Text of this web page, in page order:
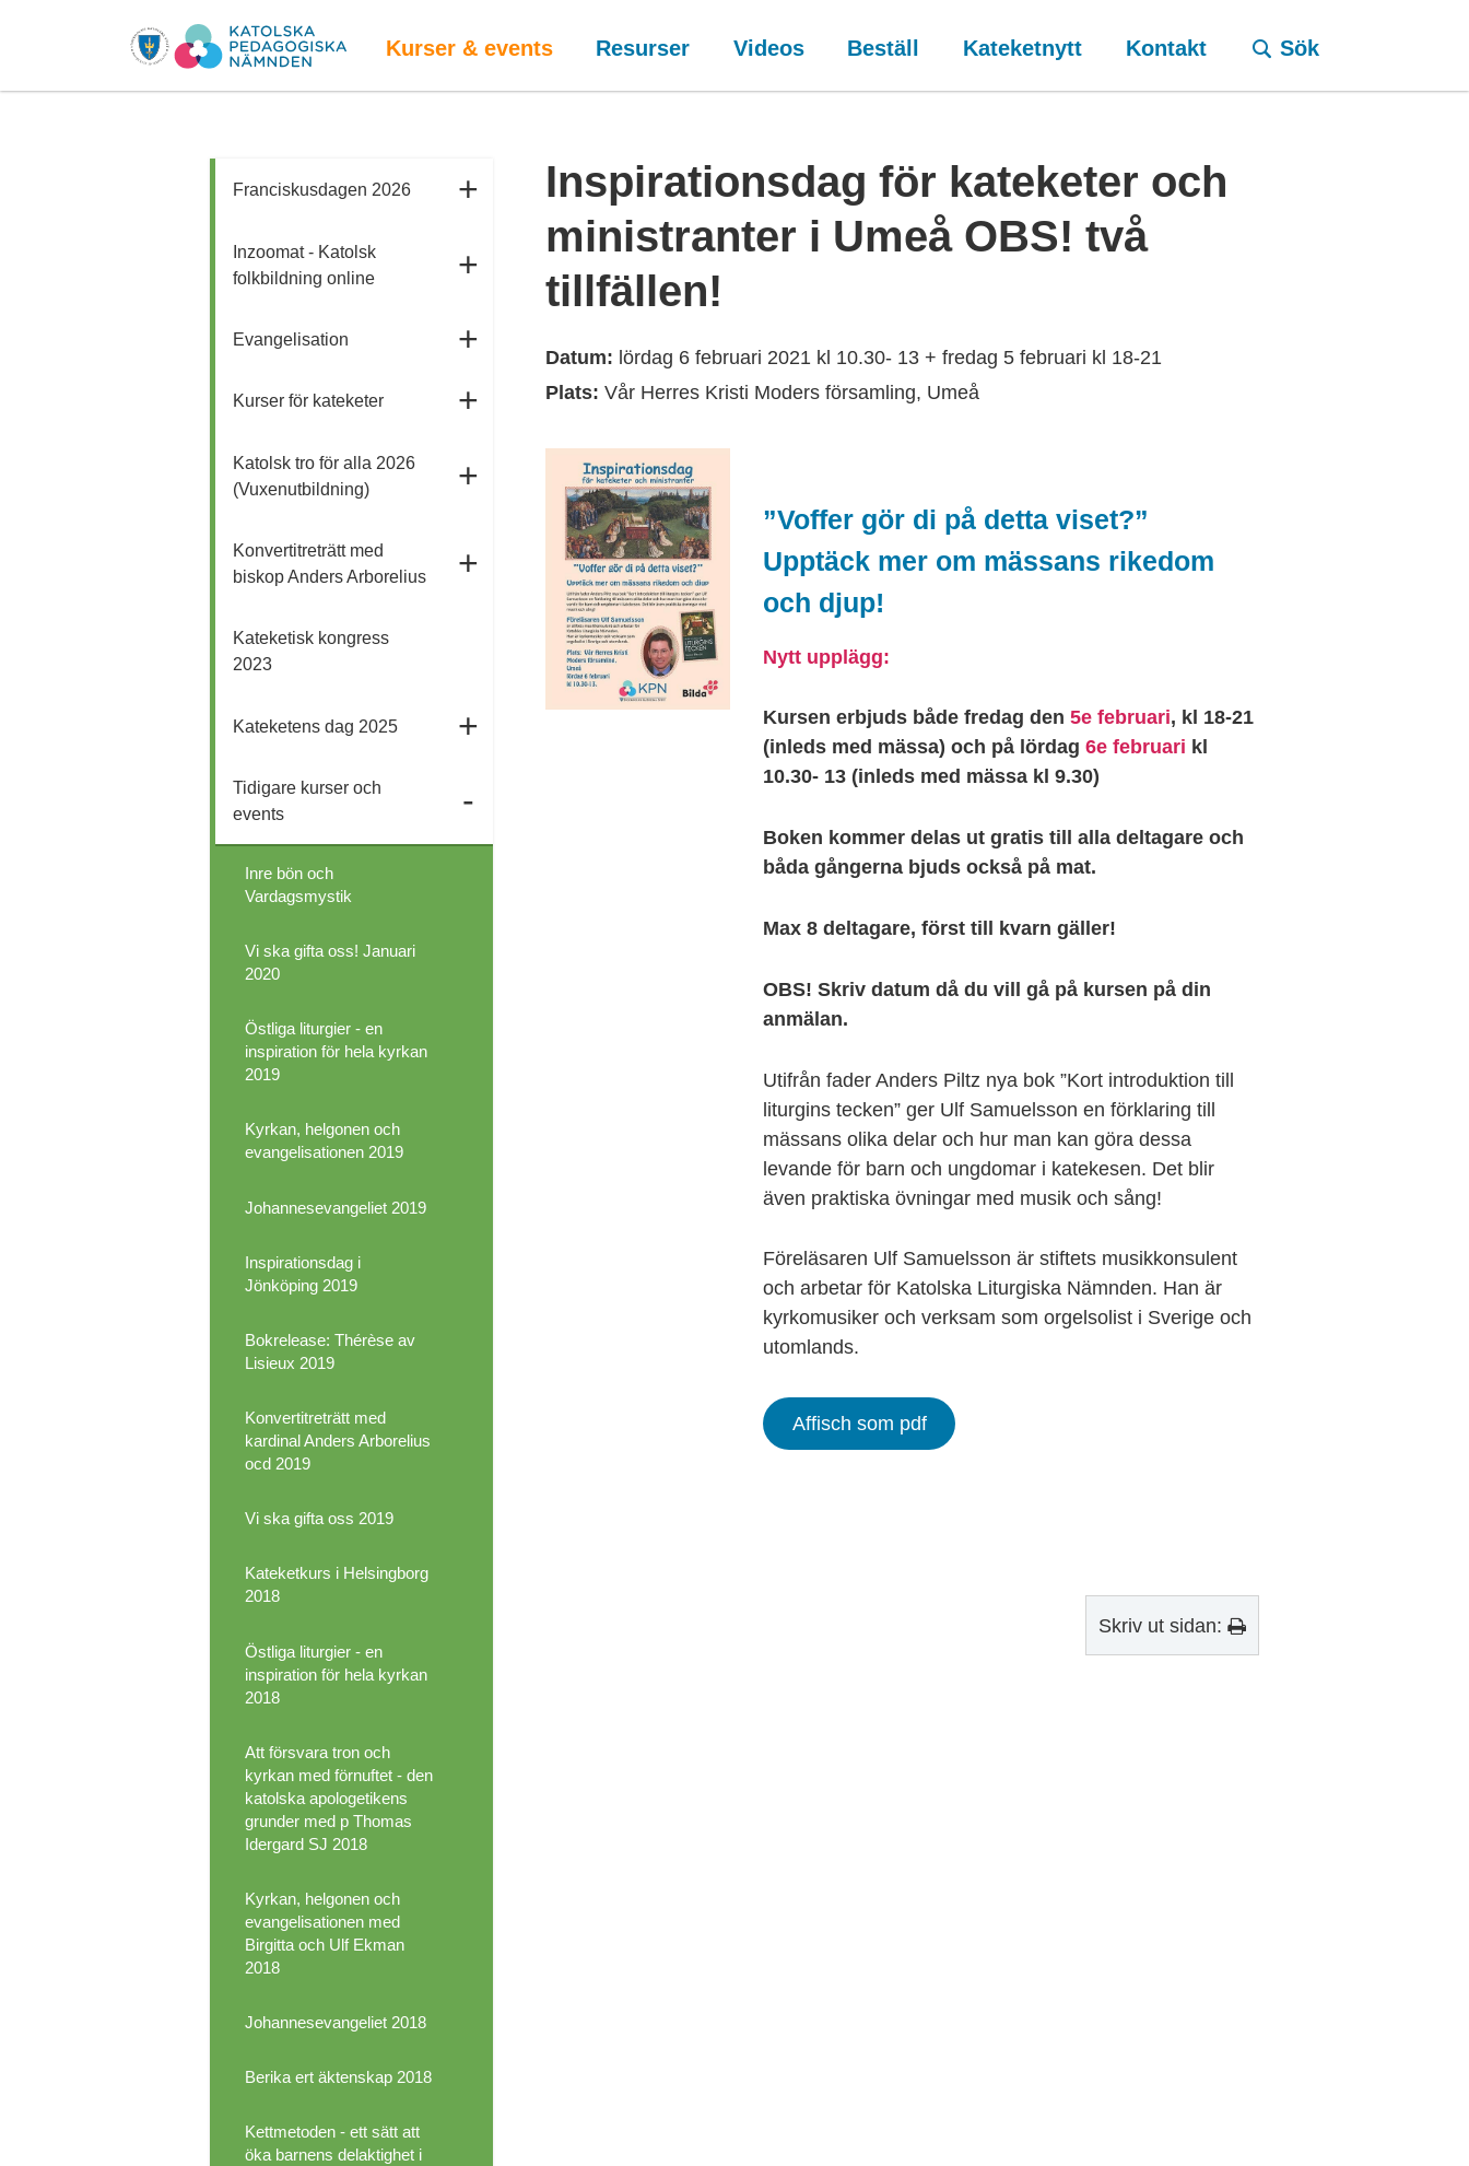
Kurser & events Resurser Videos Beställ Kateketnytt Kontakt Sök
Franciskusdagen 2026
Inzoomat - Katolsk
folkbildning online
Evangelisation
Kurser för kateketer
Katolsk tro för alla 2026
(Vuxenutbildning)
Konvertitreträtt med
biskop Anders Arborelius
Kateketisk kongress
2023
Kateketens dag 2025
Tidigare kurser och
events
Inre bön och
Vardagsmystik
Vi ska gifta oss! Januari
2020
Östliga liturgier - en
inspiration för hela kyrkan
2019
Kyrkan, helgonen och
evangelisationen 2019
Johannesevangeliet 2019
Inspirationsdag i
Jönköping 2019
Bokrelease: Thérèse av
Lisieux 2019
Konvertitreträtt med
kardinal Anders Arborelius
ocd 2019
Vi ska gifta oss 2019
Kateketkurs i Helsingborg
2018
Östliga liturgier - en
inspiration för hela kyrkan
2018
Att försvara tron och
kyrkan med förnuftet - den
katolska apologetikens
grunder med p Thomas
Idergard SJ 2018
Kyrkan, helgonen och
evangelisationen med
Birgitta och Ulf Ekman
2018
Johannesevangeliet 2018
Berika ert äktenskap 2018
Kettmetoden - ett sätt att
öka barnens delaktighet i
Inspirationsdag för kateketer och
ministranter i Umeå OBS! två
tillfällen!
Datum: lördag 6 februari 2021 kl 10.30- 13 + fredag 5 februari kl 18-21
Plats:Vår Herres Kristi Moders församling, Umeå
”Voffer gör di på detta viset?”
Upptäck mer om mässans rikedom
och djup!
Nytt upplägg:
Kursen erbjuds både fredag den5e februari, kl 18-21
(inleds med mässa) och på lördag6e februari kl
10.30- 13 (inleds med mässa kl 9.30)
Boken kommer delas ut gratis till alla deltagare och
båda gångerna bjuds också på mat.
Max 8 deltagare, först till kvarn gäller!
OBS! Skriv datum då du vill gå på kursen på din
anmälan.
Utifrån fader Anders Piltz nya bok ”Kort introduktion till
liturgins tecken” ger Ulf Samuelsson en förklaring till
mässans olika delar och hur man kan göra dessa
levande för barn och ungdomar i katekesen. Det blir
även praktiska övningar med musik och sång!
Föreläsaren Ulf Samuelsson är stiftets musikkonsulent
och arbetar för Katolska Liturgiska Nämnden. Han är
kyrkomusiker och verksam som orgelsolist i Sverige och
utomlands.
Affisch som pdf
Skriv ut sidan: